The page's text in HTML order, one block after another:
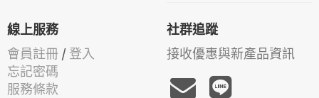
線上服務
會員註冊 / 登入
忘記密碼
服務條款
社群追蹤
接收優惠與新產品資訊